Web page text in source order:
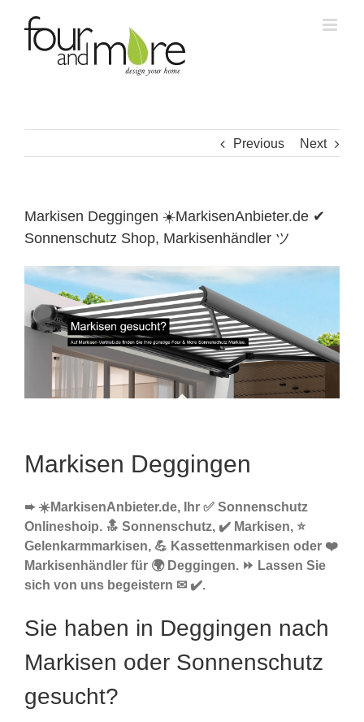
content
Previous Next
Markisen Deggingen ☀️MarkisenAnbieter.de ✔
Sonnenschutz Shop, Markisenhändler ツ
Markisen Deggingen
➨ ☀️MarkisenAnbieter.de, Ihr ✅ Sonnenschutz
Onlineshoip. 🔝 Sonnenschutz, ✔️ Markisen, ⭐
Gelenkarmmarkisen, 💪 Kassettenmarkisen oder ❤️
Markisenhändler für 🌍 Deggingen. ⏩ Lassen Sie
sich von uns begeistern ✉ ✔️.
Sie haben in Deggingen nach
Markisen oder Sonnenschutz
gesucht?